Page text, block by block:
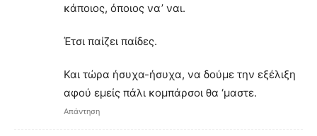
κάποιος, όποιος να’ ναι.
Έτσι παίζει παίδες.
Και τώρα ήσυχα-ήσυχα, να δούμε την εξέλιξη
αφού εμείς πάλι κομπάρσοι θα ‘μαστε.
Απάντηση